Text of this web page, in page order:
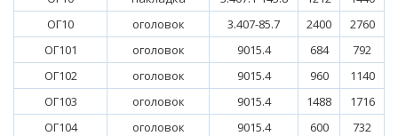
ОГ10
оголовок 3.407-85.7 2400
2760
ОГ101
оголовок 9015.4 684
792
ОГ102
оголовок 9015.4 960
1140
ОГ103
оголовок 9015.4 1488
1716
ОГ104
оголовок 9015.4 600
732